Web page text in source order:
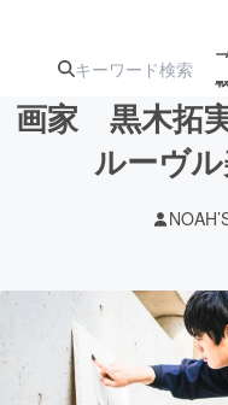
ジェ
アート・写真
テクノロジー
画家 黒木拓
ルーヴ